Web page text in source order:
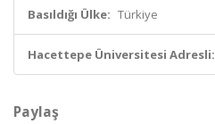
Basıldığı Ülke: Türkiye
Hacettepe Üniversitesi Adresli:
Paylaş